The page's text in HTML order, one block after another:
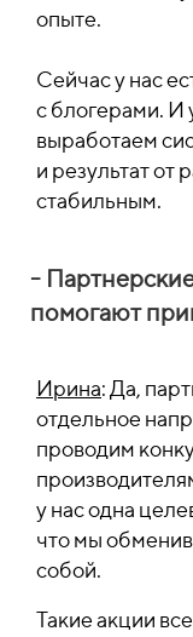
опыте.
Сейчас у нас
с блогерами. И
выработаем
и результат от
стабильным.
-
помогают
Ирина: Да,
отдельное
проводим
у нас одна
что мы
собой.
Такие акции